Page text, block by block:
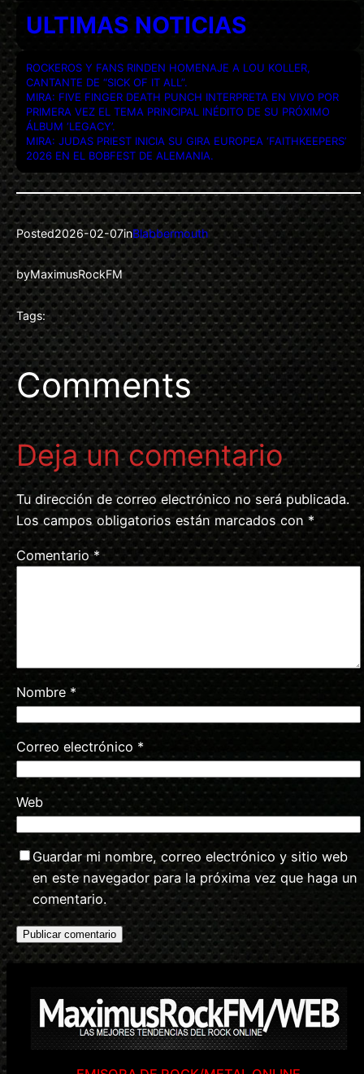
ULTIMAS NOTICIAS
ROCKEROS Y FANS RINDEN HOMENAJE A LOU KOLLER,
CANTANTE DE “SICK OF IT ALL”.
MIRA: FIVE FINGER DEATH PUNCH INTERPRETA EN VIVO POR
PRIMERA VEZ EL TEMA PRINCIPAL INÉDITO DE SU PRÓXIMO
ÁLBUM ‘LEGACY’.
MIRA: JUDAS PRIEST INICIA SU GIRA EUROPEA ‘FAITHKEEPERS’
2026 EN EL BOBFEST DE ALEMANIA.
Posted2026-02-07inBlabbermouth
byMaximusRockFM
Tags:
Comments
Deja un comentario
Tu dirección de correo electrónico no será publicada.
Los campos obligatorios están marcados con *
Comentario*
Nombre *
Correo electrónico *
Web
Guardar mi nombre, correo electrónico y sitio web
en este navegador para la próxima vez que haga un
comentario.